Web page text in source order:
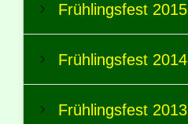
Frühlingsfest 2015
Frühlingsfest 2014
Frühlingsfest 2013